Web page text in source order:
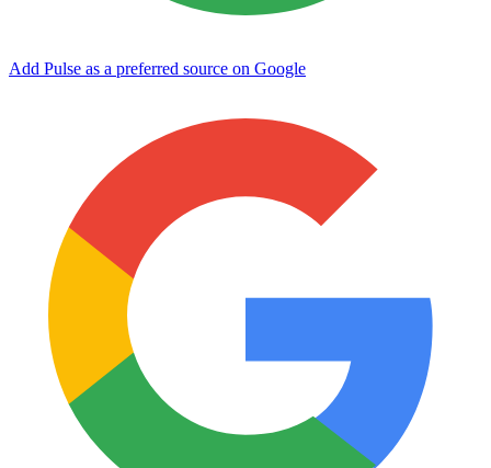
Add Pulse as a preferred source on Google